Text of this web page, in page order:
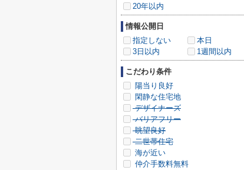
20年以内
情報公開日
指定しない
本日
3日以内
1週間以内
こだわり条件
陽当り良好
閑静な住宅地
デザイナーズ
バリアフリー
眺望良好
二世帯住宅
海が近い
仲介手数料無料